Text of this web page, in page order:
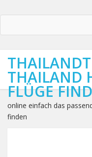
THAILAND
FLÜGE
online einfach das
finden